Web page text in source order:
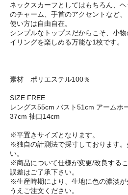
ネックスカーフとしてはもちろん、
のチャーム、手首のアクセントなど、
使い方は自由自在。
シンプルなトップスだからこそ、小
イリングを楽しめる万能な1枚です。
素材 ポリエステル100％
SIZE FREE
レングス55cm バスト51cm アームホ
37cm 袖口14cm
※平置きサイズとなります。
※独自の計測法で採寸しております。
い。
※商品について仕様が変更/改良する
誤差はご了承下さい。
※生産時期により、生地に色の濃淡
うえご注文ください。